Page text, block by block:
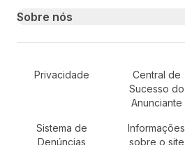
Sobre nós
Secondary Footer Navigation
Privacidade
Central de
Sucesso do
Anunciante
Sistema de
Denúncias
Informações
sobre o site